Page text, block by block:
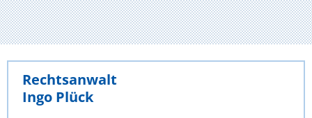
Rechtsanwalt
Ingo Plück